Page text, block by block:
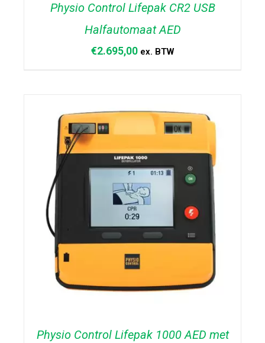
Physio Control Lifepak CR2 USB
Halfautomaat AED
€2.695,00 ex. BTW
Physio Control Lifepak 1000 AED met